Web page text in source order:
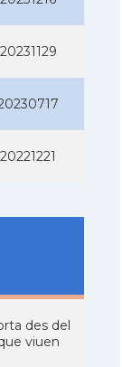
20231129
20221221
des del
viuen